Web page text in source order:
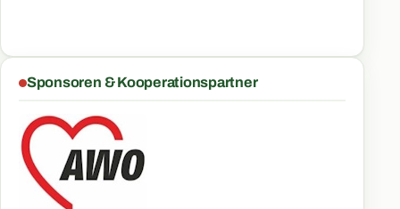
Sponsoren & Kooperationspartner